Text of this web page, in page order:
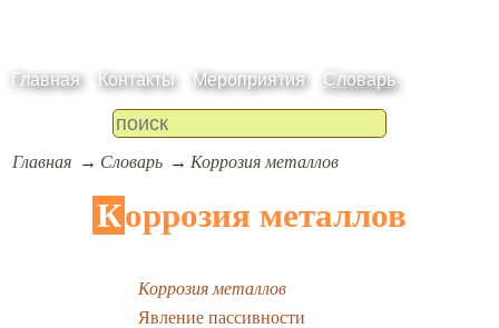
Главная Контакты Мероприятия Словарь
Главная Словарь Коррозия металлов
Коррозия металлов
Коррозия металлов
Явление пассивности